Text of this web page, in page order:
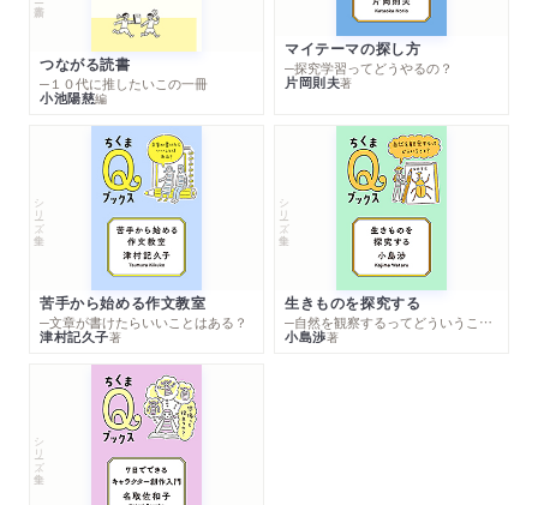
つながる読書
─１０代に推したいこの一冊
小池陽慈編
マイテーマの探し方
─探究学習ってどうやるの？
片岡則夫著
シリーズ・全集
苦手から始める作文教室
─文章が書けたらいいことはある？
津村記久子著
シリーズ・全集
生きものを探究する
─自然を観察するってどういうこと？
小島渉著
シリーズ・全集